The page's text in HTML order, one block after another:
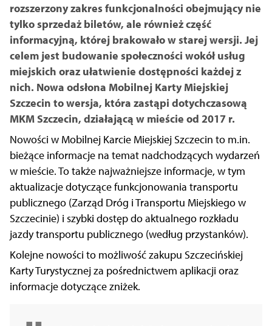
rozszerzony zakres funkcjonalności obejmujący nie
tylko sprzedaż biletów, ale również część
informacyjną, której brakowało w starej wersji. Jej
celem jest budowanie społeczności wokół usług
miejskich oraz ułatwienie dostępności każdej z
nich. Nowa odsłona Mobilnej Karty Miejskiej
Szczecin to wersja, która zastąpi dotychczasową
MKM Szczecin, działającą w mieście od 2017 r.
Nowości w Mobilnej Karcie Miejskiej Szczecin to m.in.
bieżące informacje na temat nadchodzących wydarzeń
w mieście.To także najważniejsze informacje, w tym
aktualizacje dotyczące funkcjonowania transportu
publicznego (Zarząd Dróg i Transportu Miejskiego w
Szczecinie) i szybki dostęp do aktualnego rozkładu
jazdy transportu publicznego (według przystanków).
Kolejne nowości to możliwość zakupu Szczecińskiej
Karty Turystycznej za pośrednictwem aplikacji oraz
informacje dotyczące zniżek.